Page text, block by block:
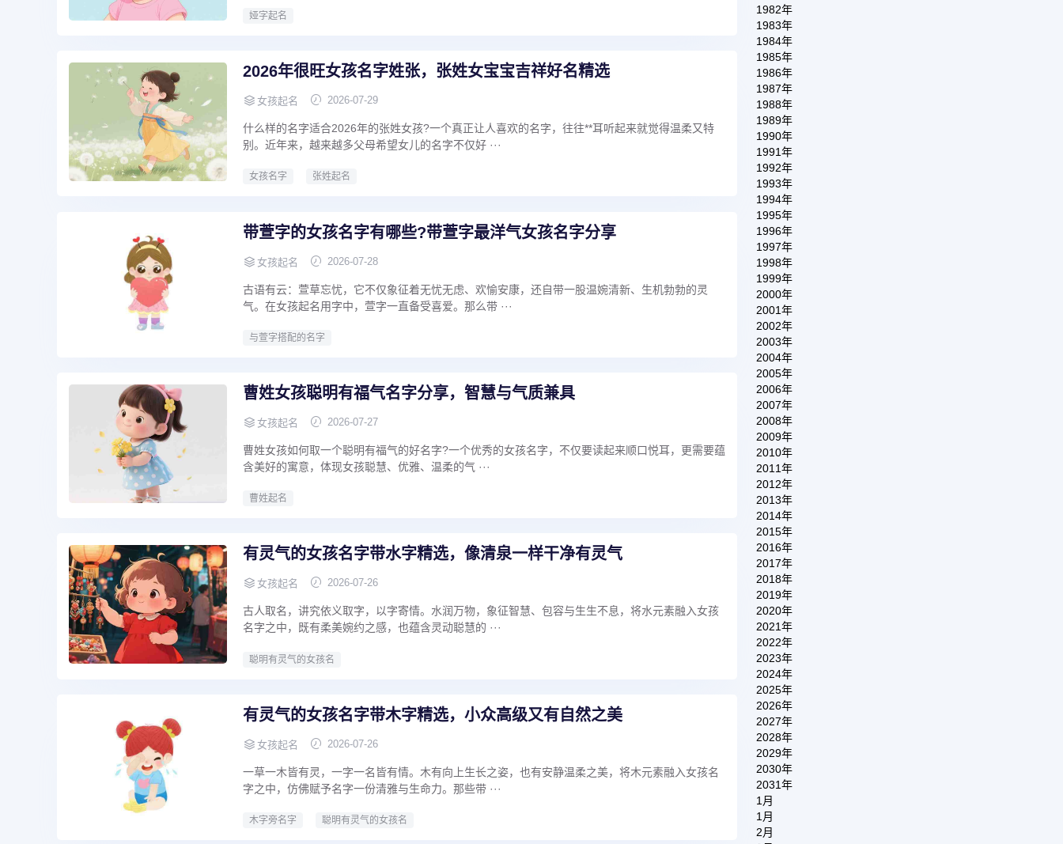
娅字起名
2026年很旺女孩名字姓张，张姓女宝宝吉祥好名精选
女孩起名 2026-07-29
什么样的名字适合2026年的张姓女孩?一个真正让人喜欢的名字，往往**耳听起来就觉得温柔又特
别。近年来，越来越多父母希望女儿的名字不仅好 ···
女孩名字 张姓起名
带萱字的女孩名字有哪些?带萱字最洋气女孩名字分享
女孩起名 2026-07-28
古语有云：萱草忘忧，它不仅象征着无忧无虑、欢愉安康，还自带一股温婉清新、生机勃勃的灵
气。在女孩起名用字中，萱字一直备受喜爱。那么带 ···
与萱字搭配的名字
曹姓女孩聪明有福气名字分享，智慧与气质兼具
女孩起名 2026-07-27
曹姓女孩如何取一个聪明有福气的好名字?一个优秀的女孩名字，不仅要读起来顺口悦耳，更需要蕴
含美好的寓意，体现女孩聪慧、优雅、温柔的气 ···
曹姓起名
有灵气的女孩名字带水字精选，像清泉一样干净有灵气
女孩起名 2026-07-26
古人取名，讲究依义取字，以字寄情。水润万物，象征智慧、包容与生生不息，将水元素融入女孩
名字之中，既有柔美婉约之感，也蕴含灵动聪慧的 ···
聪明有灵气的女孩名
有灵气的女孩名字带木字精选，小众高级又有自然之美
女孩起名 2026-07-26
一草一木皆有灵，一字一名皆有情。木有向上生长之姿，也有安静温柔之美，将木元素融入女孩名
字之中，仿佛赋予名字一份清雅与生命力。那些带 ···
木字旁名字 聪明有灵气的女孩名
1982年
1983年
1984年
1985年
1986年
1987年
1988年
1989年
1990年
1991年
1992年
1993年
1994年
1995年
1996年
1997年
1998年
1999年
2000年
2001年
2002年
2003年
2004年
2005年
2006年
2007年
2008年
2009年
2010年
2011年
2012年
2013年
2014年
2015年
2016年
2017年
2018年
2019年
2020年
2021年
2022年
2023年
2024年
2025年
2026年
2027年
2028年
2029年
2030年
2031年
1月
1月
2月